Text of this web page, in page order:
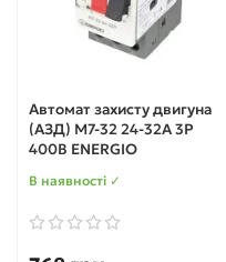
Автомат захисту двигуна
(АЗД) M7-32 24-32А 3P
400В ENERGIO
В наявності ✓